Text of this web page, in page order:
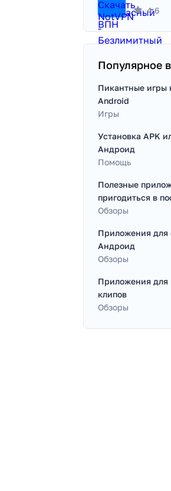
4.6
Популярное
Пикантные игры
Android
Игры
Установка APK
Андроид
Помощь
Полезные
пригодиться в
Обзоры
Приложения для
Андроид
Обзоры
Приложения для
клипов
Обзоры